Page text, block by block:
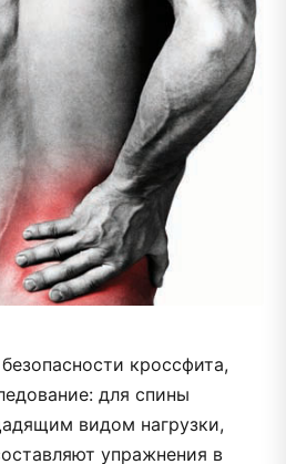
кроссфита,
для спины
видом нагрузки,
упражнения в